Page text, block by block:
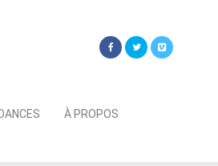
À PROPOS